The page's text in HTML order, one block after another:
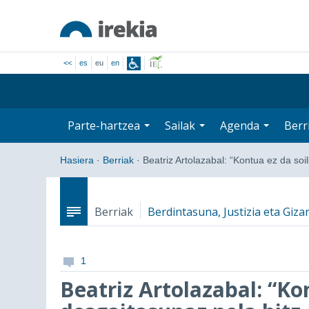
<< es eu en
Parte-hartzea Sailak Agenda
Hasiera · Berriak · Beatriz Artolazabal: “Kontua ez da
Berriak Berdintasuna, Justizia eta
1
Beatriz Artolazabal: